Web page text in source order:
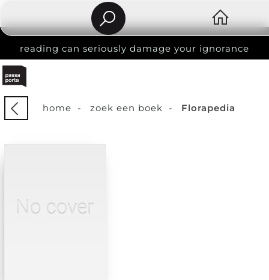
reading can seriously damage your ignorance
home - zoek een boek - Florapedia